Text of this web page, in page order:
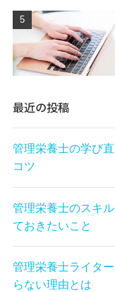
最近の投稿
管理栄養士の学び
コツ
管理栄養士のスキ
ておきたいこと
管理栄養士ライタ
らない理由とは